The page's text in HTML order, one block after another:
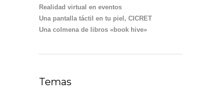
Realidad virtual en eventos
Una pantalla táctil en tu piel, CICRET
Una colmena de libros «book hive»
Temas